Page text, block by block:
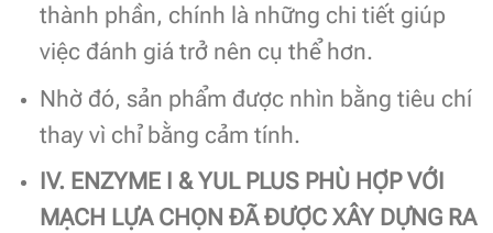
thành phần, chính là những chi tiết giúp
việc đánh giá trở nên cụ thể hơn.
Nhờ đó, sản phẩm được nhìn bằng tiêu chí
thay vì chỉ bằng cảm tính.
IV. ENZYME I & YUL PLUS PHÙ HỢP VỚI
MẠCH LỰA CHỌN ĐÃ ĐƯỢC XÂY DỰNG RA